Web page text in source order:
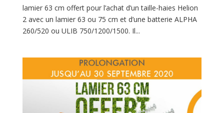
lamier 63 cm offert pour l’achat d’un taille-haies Helion
2 avec un lamier 63 ou 75 cm et d’une batterie ALPHA
260/520 ou ULIB 750/1200/1500. Il...